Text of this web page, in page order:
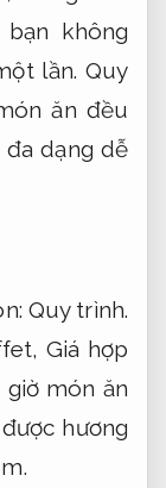
bạn không
lần. Quy
ăn đều
đa dạng dễ
Quy trình.
Giá hợp
món ăn
hương